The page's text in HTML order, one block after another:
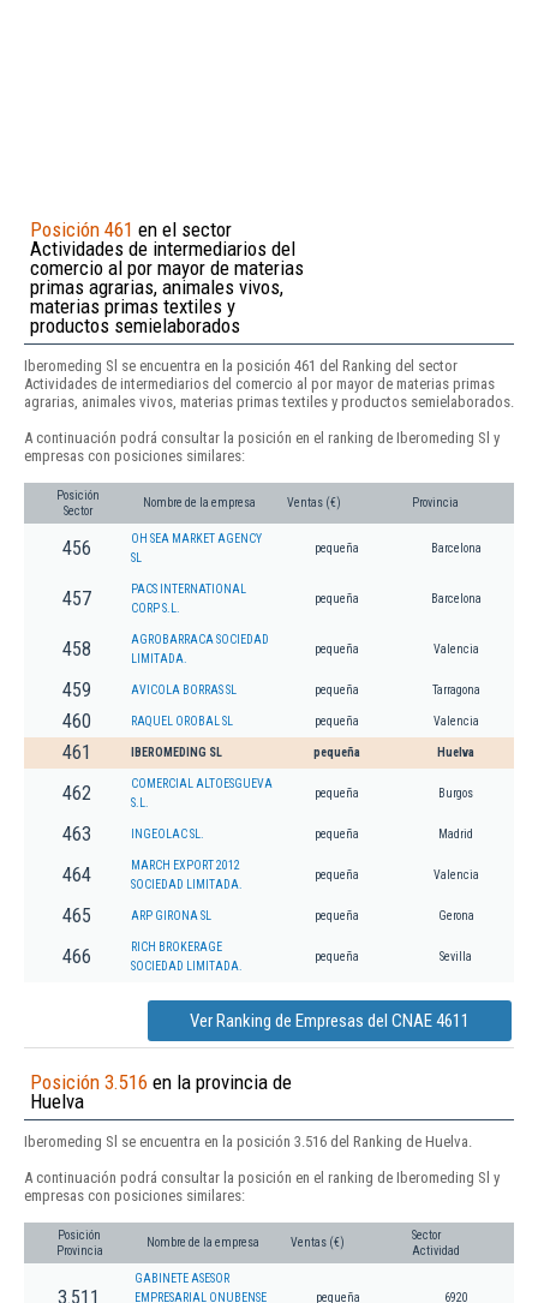
Posición 461 en el sector
Actividades de intermediarios del
comercio al por mayor de materias
primas agrarias, animales vivos,
materias primas textiles y
productos semielaborados
Iberomeding Sl se encuentra en la posición 461 del Ranking del sector
Actividades de intermediarios del comercio al por mayor de materias primas
agrarias, animales vivos, materias primas textiles y productos semielaborados.
A continuación podrá consultar la posición en el ranking de Iberomeding Sl y
empresas con posiciones similares:
Posición
Sector
Nombre de la empresa Ventas (€) Provincia
456
OH SEA MARKET AGENCY
SL
pequeña Barcelona
457
PACS INTERNATIONAL
CORP S.L.
pequeña Barcelona
458
AGROBARRACA SOCIEDAD
LIMITADA.
pequeña Valencia
459 AVICOLA BORRAS SL pequeña Tarragona
460 RAQUEL OROBAL SL pequeña Valencia
461 IBEROMEDING SL pequeña Huelva
462
COMERCIAL ALTOESGUEVA
S.L.
pequeña Burgos
463 INGEOLAC SL. pequeña Madrid
464
MARCH EXPORT 2012
SOCIEDAD LIMITADA.
pequeña Valencia
465 ARP GIRONA SL pequeña Gerona
466
RICH BROKERAGE
SOCIEDAD LIMITADA.
pequeña Sevilla
Ver Ranking de Empresas del CNAE 4611
Posición 3.516 en la provincia de
Huelva
Iberomeding Sl se encuentra en la posición 3.516 del Ranking de Huelva.
A continuación podrá consultar la posición en el ranking de Iberomeding Sl y
empresas con posiciones similares:
Posición
Provincia
Nombre de la empresa Ventas (€)
Sector
Actividad
3.511
GABINETE ASESOR
EMPRESARIAL ONUBENSE
pequeña 6920